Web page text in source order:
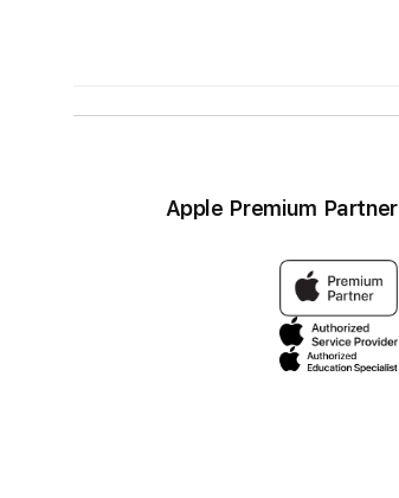
Apple Premium Partner